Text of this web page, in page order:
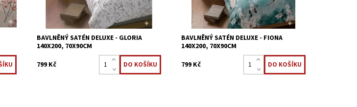
BAVLNĚNÝ SATÉN DELUXE - GLORIA
140X200, 70X90CM
799 Kč
BAVLNĚNÝ SATÉN DELUXE - FIONA
140X200, 70X90CM
799 Kč